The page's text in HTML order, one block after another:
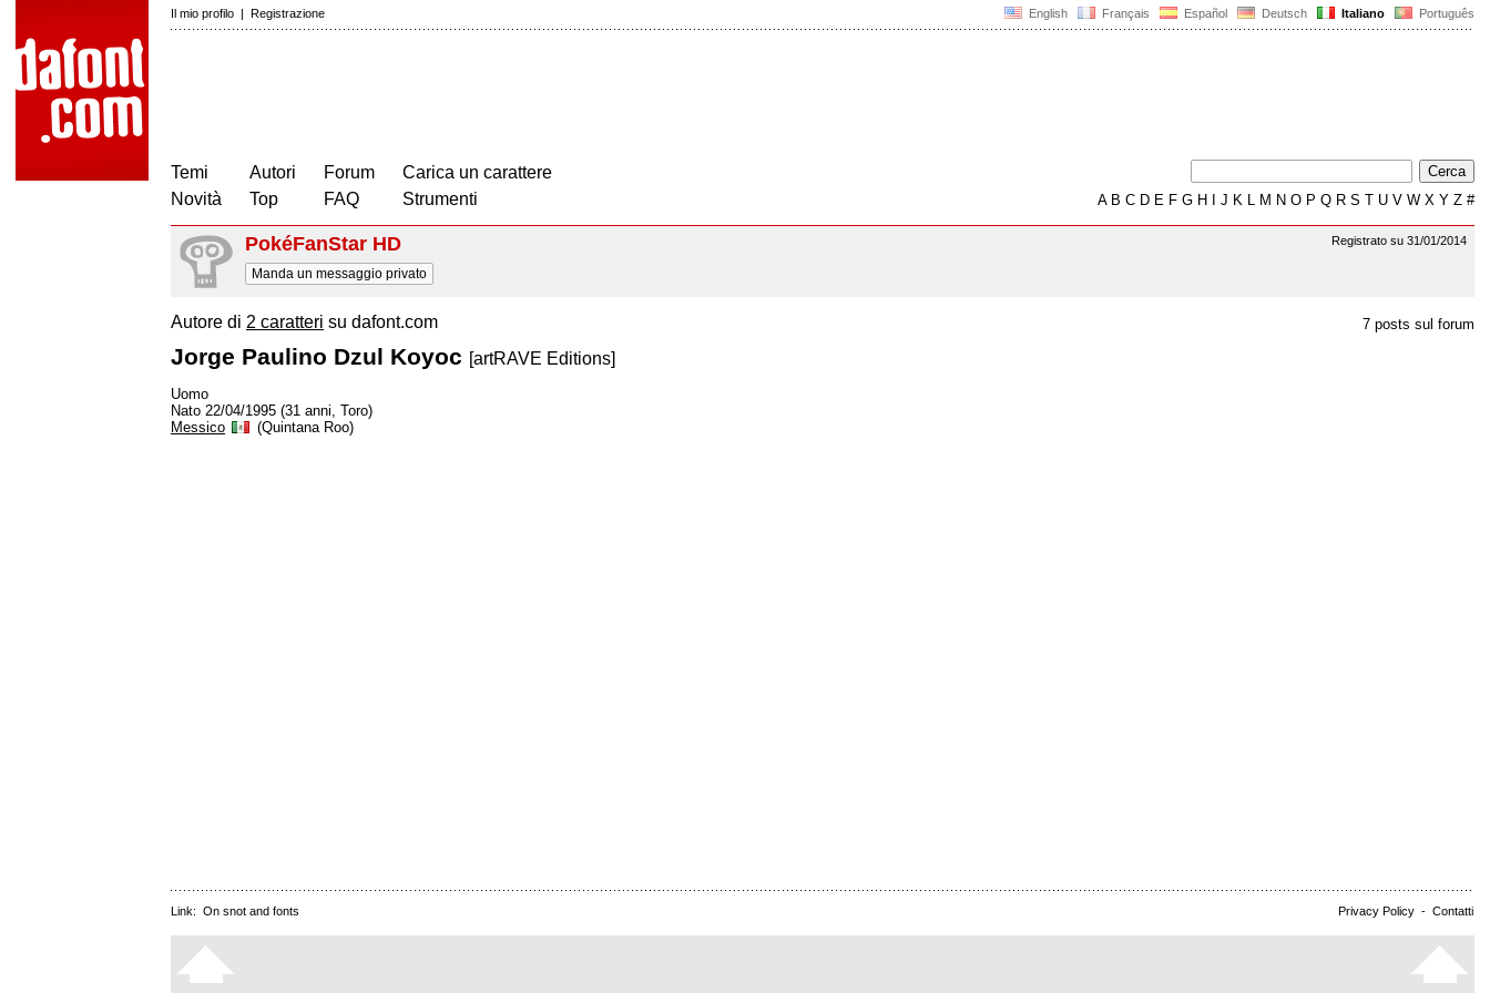
English Français Español Deutsch Italiano Português
Il mio profilo | Registrazione
Temi
Novità
Autori
Top
Forum
FAQ
Carica un carattere
Strumenti
AB C D E F G H J K L M N O P Q R S T U V W X Y Z #
Registrato su 31/01/2014
PokéFanStar HD
Manda un messaggio privato
7 posts sul forum
Autore di 2 caratteri su dafont.com
Jorge Paulino Dzul Koyoc [artRAVE Editions]
Uomo
Nato 22/04/1995 (31 anni, Toro)
Messico
(Quintana Roo)
Privacy Policy - Contatti
Link: On snot and fonts